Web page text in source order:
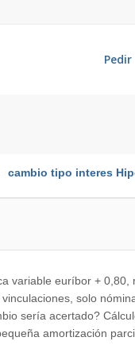
cambio tipo interes
variable euríbor +
solo
sería acertado?
amortización